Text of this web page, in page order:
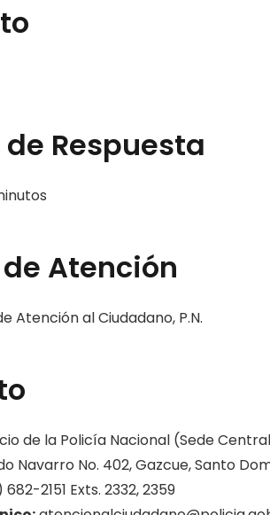
Respuesta
Atención
Atención al Ciudadano, P.N.
de la Policía Nacional (Sede
Navarro No. 402, Gazcue, Santo
2151 Exts. 2332, 2359